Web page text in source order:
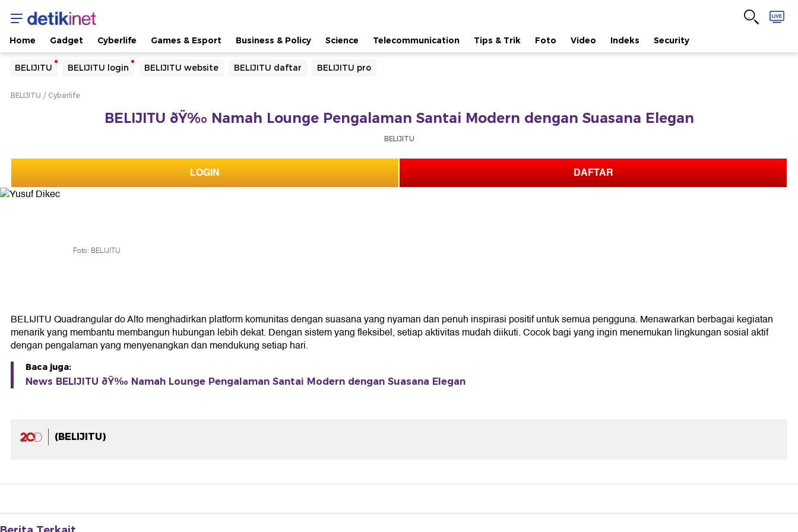
Home Gadget Cyberlife Games & Esport Business & Policy Science Telecommunication Tips & Trik Foto Video Indeks Security
BELIJITU BELIJITU login BELIJITU website BELIJITU daftar BELIJITU pro
Yang sedang ramai dicari
Loading...
BELIJITU Cyberlife
BELIJITU ðŸ‰ Namah Lounge Pengalaman Santai Modern dengan Suasana Elegan
BELIJITU
LOGIN DAFTAR
Foto: BELIJITU
BELIJITU Quadrangular do Alto menghadirkan platform komunitas dengan suasana yang nyaman dan penuh inspirasi positif untuk semua pengguna. Menawarkan berbagai kegiatan
menarik yang membantu membangun hubungan lebih dekat. Dengan sistem yang fleksibel, setiap aktivitas mudah diikuti. Cocok bagi yang ingin menemukan lingkungan sosial aktif
dengan pengalaman yang menyenangkan dan mendukung setiap hari.
Baca juga:
News BELIJITU ðŸ‰ Namah Lounge Pengalaman Santai Modern dengan Suasana Elegan
(BELIJITU)